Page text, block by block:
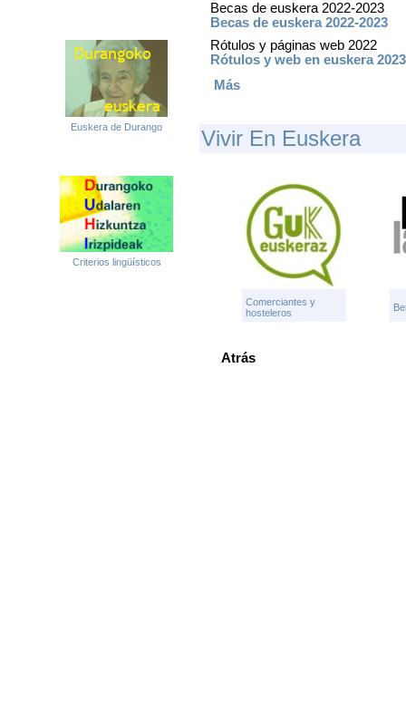
Euskera de Durango
Criterios lingüísticos
Becas de euskera 2022-2023
Becas de euskera 2022-2023
Rótulos y páginas web 2022
Rótulos y web en euskera 2023
Más
Vivir En Euskera
Comerciantes y
hosteleros
Atrás